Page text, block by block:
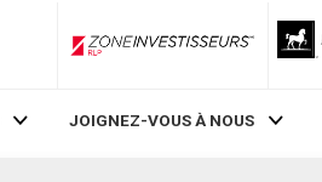
ZoneInvestisseurs RLP
JOIGNEZ-VOUS À NOUS